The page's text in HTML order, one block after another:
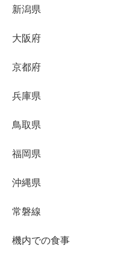
新潟県
大阪府
京都府
兵庫県
鳥取県
福岡県
沖縄県
常磐線
機内での食事